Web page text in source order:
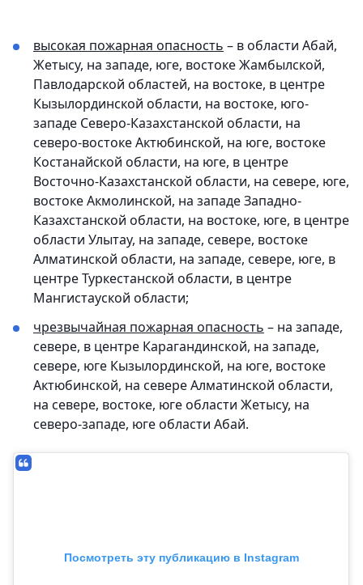
высокая пожарная опасность – в области Абай,
Жетысу, на западе, юге, востоке Жамбылской,
Павлодарской областей, на востоке, в центре
Кызылординской области, на востоке, юго-
западе Северо-Казахстанской области, на
северо-востоке Актюбинской, на юге, востоке
Костанайской области, на юге, в центре
Восточно-Казахстанской области, на севере, юге,
востоке Акмолинской, на западе Западно-
Казахстанской области, на востоке, юге, в центре
области Улытау, на западе, севере, востоке
Алматинской области, на западе, севере, юге, в
центре Туркестанской области, в центре
Мангистауской области;
чрезвычайная пожарная опасность – на западе,
севере, в центре Карагандинской, на западе,
севере, юге Кызылординской, на юге, востоке
Актюбинской, на севере Алматинской области,
на севере, востоке, юге области Жетысу, на
северо-западе, юге области Абай.
Посмотреть эту публикацию в Instagram